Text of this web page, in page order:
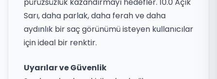
pürüzsüzlük kazandırmayı hedefler. 10.0 Açık
Sarı, daha parlak, daha ferah ve daha
aydınlık bir saç görünümü isteyen kullanıcılar
için ideal bir renktir.
Uyarılar ve Güvenlik